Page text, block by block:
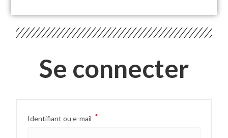
Se connecter
Identifiant ou e-mail *